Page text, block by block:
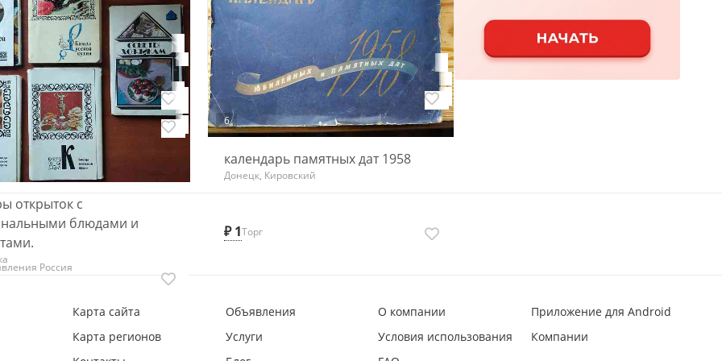
"Лекарственные
Выпуск 5""
"Кемерово"
6
Набор открыток "Иван Иванович
Шишкин"
Донецк, Киевский
₽ 40
открыток с
блюдами и
6
календарь памятных дат 1958
Донецк, Кировский
₽ 1Торг
Россия
Карта сайта
Карта регионов
Объявления
Услуги
О компании
Условия использования
Приложение для Android
Компании